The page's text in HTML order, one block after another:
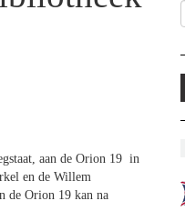
aan de Orion 19 in
en de Willem
de Orion 19 kan na